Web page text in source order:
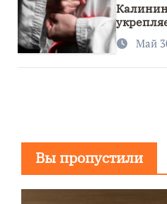
Май
Вы пропустили